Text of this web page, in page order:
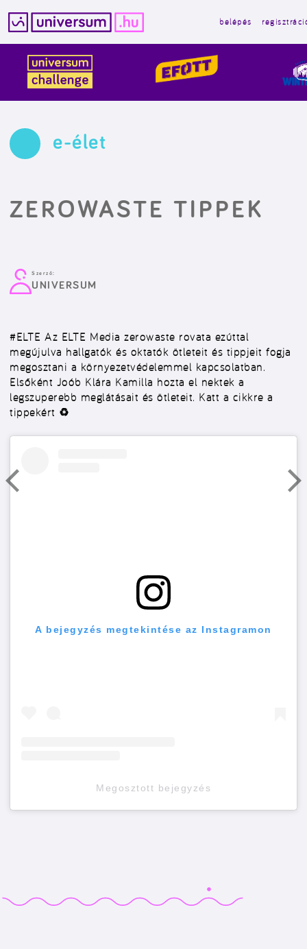
tartalomba
belépés
e-élet
ZEROWASTE TIPPEK
Szerző:
UNIVERSUM
#ELTE Az ELTE Media zerowaste rovata ezúttal
megújulva hallgatók és oktatók ötleteit és tippjeit fogja
megosztani a környezetvédelemmel kapcsolatban.
Elsőként Joób Klára Kamilla hozta el nektek a
legszuperebb meglátásait és ötleteit. Katt a cikkre a
tippekért ♻
A bejegyzés megtekintése az Instagramon
Megosztott bejegyzés